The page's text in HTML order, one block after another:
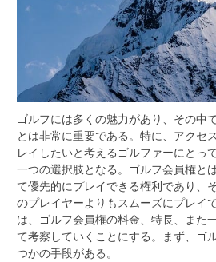
ゴルフには多くの魅力があり、その中
とは非常に重要である。 特に、アクセ
レイしたいと考えるゴルファーにとっ
一つの選択肢となる。ゴルフ会員権と
て優先的にプレイできる権利であり、
のプレイヤーよりもスムーズにプレイ
は、ゴルフ会員権の料金、特長、また
て考察していくことにする。まず、ゴ
つかの手段がある。